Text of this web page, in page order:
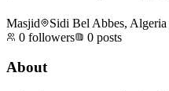
Masjid
Sidi Bel Abbes, Algeria
0 followers 0 posts
About